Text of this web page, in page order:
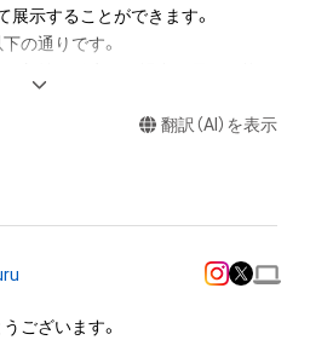
展示することができます。
の通りです。
ーツのみを書き出して販売促進用
印刷やその他の方法で物理的な媒
（個人利用の範囲は許可されてい
翻訳（AI）を表示
ございます。